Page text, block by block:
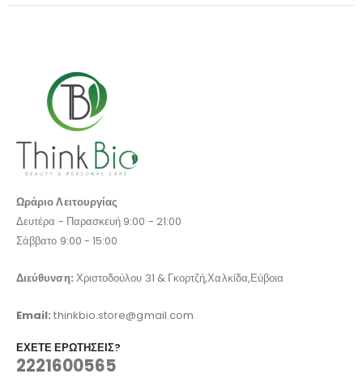
Ωράριο Λειτουργίας
Δευτέρα - Παρασκευή 9:00 - 21:00
Σάββατο 9:00 - 15:00
Διεύθυνση: Χριστοδούλου 31 & Γκορτζή,Χαλκίδα,Εύβοια
Email:thinkbio.store@gmail.com
ΈΧΕΤΕ ΕΡΩΤΉΣΕΙΣ?
2221600565